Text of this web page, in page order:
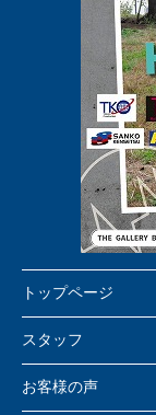
トップページ
スタッフ
お客様の声